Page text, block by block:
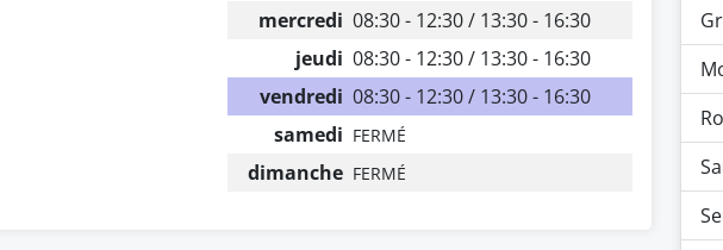
mercredi 08:30 - 12:30 / 13:30 - 16:30
jeudi 08:30 - 12:30 / 13:30 - 16:30
vendredi 08:30 - 12:30 / 13:30 - 16:30
samedi FERMÉ
dimanche FERMÉ